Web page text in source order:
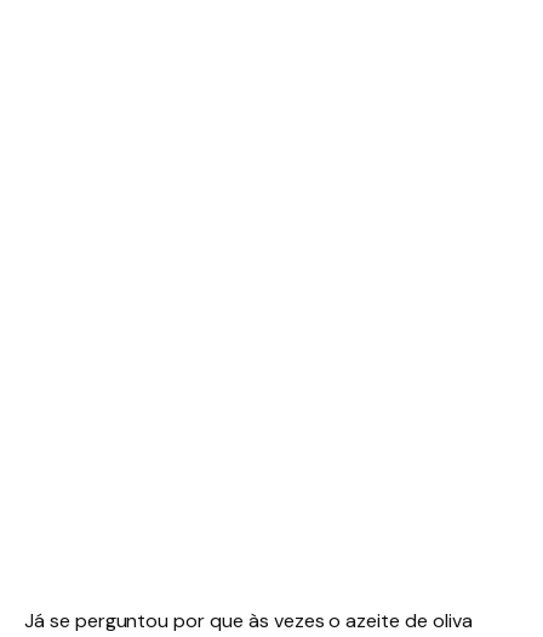
Já se perguntou por que às vezes o azeite de oliva